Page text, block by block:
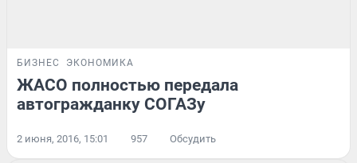
БИЗНЕС ЭКОНОМИКА
ЖАСО полностью передала
автогражданку СОГАЗу
2 июня, 2016, 15:01 957 Обсудить